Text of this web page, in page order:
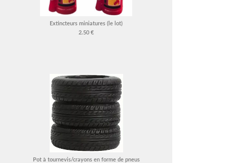
Extincteurs miniatures (le lot)
2.50 €
Pot à tournevis/crayons en forme de pneus